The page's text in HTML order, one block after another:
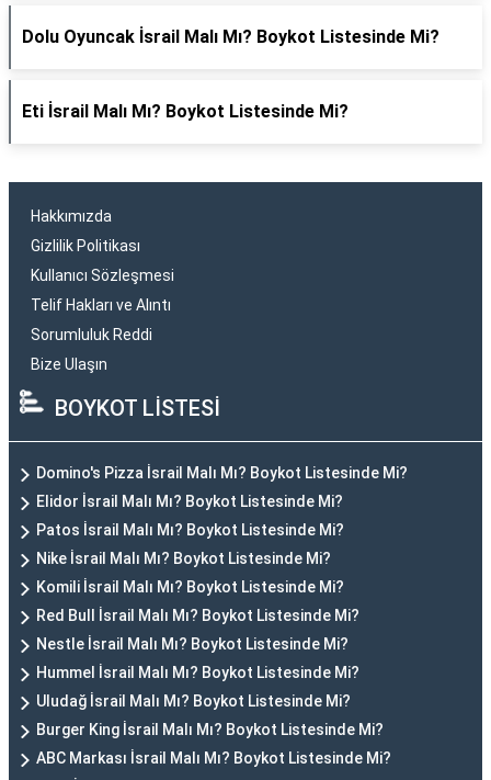
Dolu Oyuncak İsrail Malı Mı? Boykot Listesinde Mi?
Eti İsrail Malı Mı? Boykot Listesinde Mi?
Hakkımızda
Gizlilik Politikası
Kullanıcı Sözleşmesi
Telif Hakları ve Alıntı
Sorumluluk Reddi
Bize Ulaşın
BOYKOT LİSTESİ
Domino's Pizza İsrail Malı Mı? Boykot Listesinde Mi?
Elidor İsrail Malı Mı? Boykot Listesinde Mi?
Patos İsrail Malı Mı? Boykot Listesinde Mi?
Nike İsrail Malı Mı? Boykot Listesinde Mi?
Komili İsrail Malı Mı? Boykot Listesinde Mi?
Red Bull İsrail Malı Mı? Boykot Listesinde Mi?
Nestle İsrail Malı Mı? Boykot Listesinde Mi?
Hummel İsrail Malı Mı? Boykot Listesinde Mi?
Uludağ İsrail Malı Mı? Boykot Listesinde Mi?
Burger King İsrail Malı Mı? Boykot Listesinde Mi?
ABC Markası İsrail Malı Mı? Boykot Listesinde Mi?